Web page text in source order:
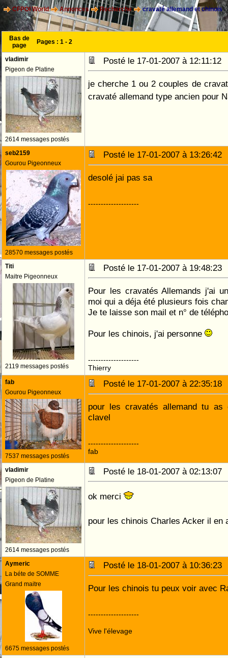
CFPOI World Annonces Recherche cravaté allemand et chinois
Bas de
page
Pages : 1 - 2
vladimir
Pigeon de Platine
2614 messages postés
Posté le 17-01-2007 à
je cherche 1 ou 2 couples de
cravaté allemand type ancien pour
seb2159
Gourou Pigeonneux
28570 messages postés
Posté le 17-01-2007 à
desolé jai pas sa
--------------------
Titi
Maitre Pigeonneux
2119 messages postés
Posté le 17-01-2007 à
Pour les cravatés Allemands j'ai
moi qui a déja été plusieurs fois
Je te laisse son mail et n° de
Pour les chinois, j'ai personne
--------------------
Thierry
fab
Gourou Pigeonneux
7537 messages postés
Posté le 17-01-2007 à
pour les cravatés allemand tu
clavel
--------------------
fab
vladimir
Pigeon de Platine
2614 messages postés
Posté le 18-01-2007 à
ok merci
pour les chinois Charles Acker il en
Aymeric
La béte de SOMME
Grand maitre
6675 messages postés
Posté le 18-01-2007 à
Pour les chinois tu peux voir avec
--------------------
Vive l'élevage